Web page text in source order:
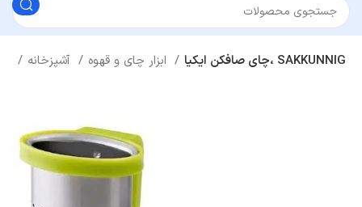
چای صافکن ایکیا، SAKKUNNIG